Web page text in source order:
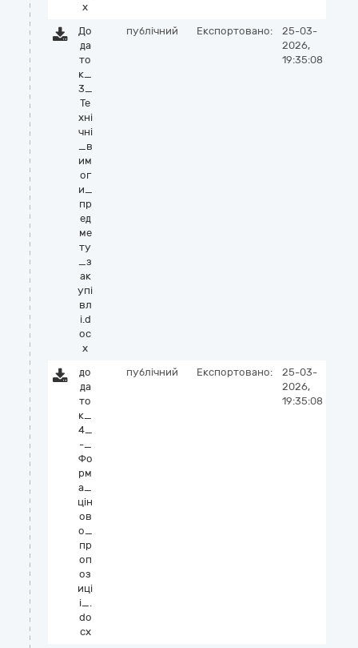
x
До
да
то
к_
3_
Те
хні
чні
_в
им
ог
и_
пр
ед
ме
ту
_з
ак
упі
вл
і.d
oc
x
публічний Експортовано:
25-03-
2026,
19:35:08
до
да
то
к_
4_
-_
Фо
рм
а_
цін
ов
о_
пр
оп
оз
иці
і_.
do
cx
публічний Експортовано:
25-03-
2026,
19:35:08